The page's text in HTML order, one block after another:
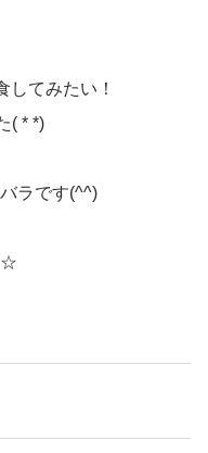
してみたい！
( * *)
ラです(^^)
☆
めが多く、用途に合わ
希望をされる方が多く